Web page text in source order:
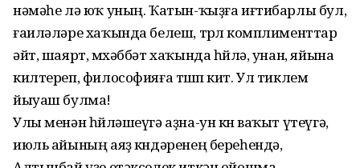
нәмәһе лә юҡ уның. Ҡатын-ҡыҙға иғтибарлы бул,
ғаиләләре хаҡында белеш, төрлө компли­менттар
әйт, шаярт, мөхәббәт хаҡында һөйлә, унан, яйына
килтереп, философияға төшөп кит. Ул тиклем
йыуаш булма!
Улы менән һөйләшеүгә аҙна-ун көн ваҡыт үтеүгә,
июль айы­ның аяҙ көндәренең береһендә,